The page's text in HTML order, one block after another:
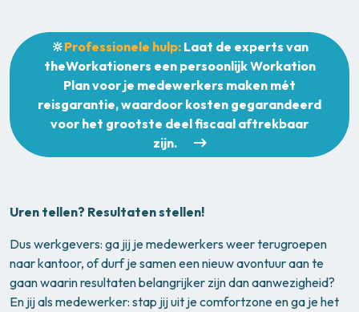
🔆Professionele hulp:Laat de experts van
theWorkationers een persoonlijk Workation
Plan voor je medewerkers maken mét
reisgarantie, waardoor kosten gegarandeerd
voor het grootste deel fiscaal aftrekbaar
zijn.
Uren tellen? Resultaten stellen!
Dus werkgevers: ga jij je medewerkers weer terugroepen
naar kantoor, of durf je samen een nieuw avontuur aan te
gaan waarin resultaten belangrijker zijn dan aanwezigheid?
En jij als medewerker: stap jij uit je comfortzone en ga je het